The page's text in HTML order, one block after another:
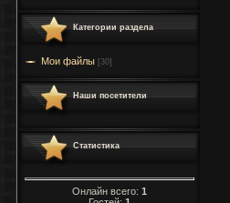
Категории раздела
Мои файлы [30]
Наши посетители
Статистика
Онлайн всего: 1